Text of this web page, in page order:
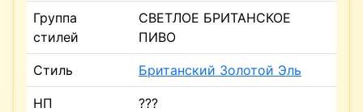
Группа
стилей
СВЕТЛОЕ БРИТАНСКОЕ
ПИВО
Стиль Британский Золотой Эль
НП ???